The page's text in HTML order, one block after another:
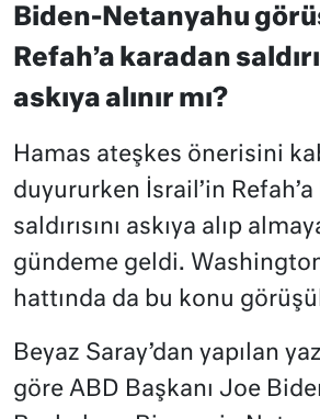
Biden-Netanyahu
Refah’a karadan
askıya alınır mı?
Hamas ateşkes önerisini
duyururken İsrail’in Refah’a
saldırısını askıya alıp
gündeme geldi.
hattında da bu konu
Beyaz Saray’dan yapılan
göre ABD Başkanı Joe